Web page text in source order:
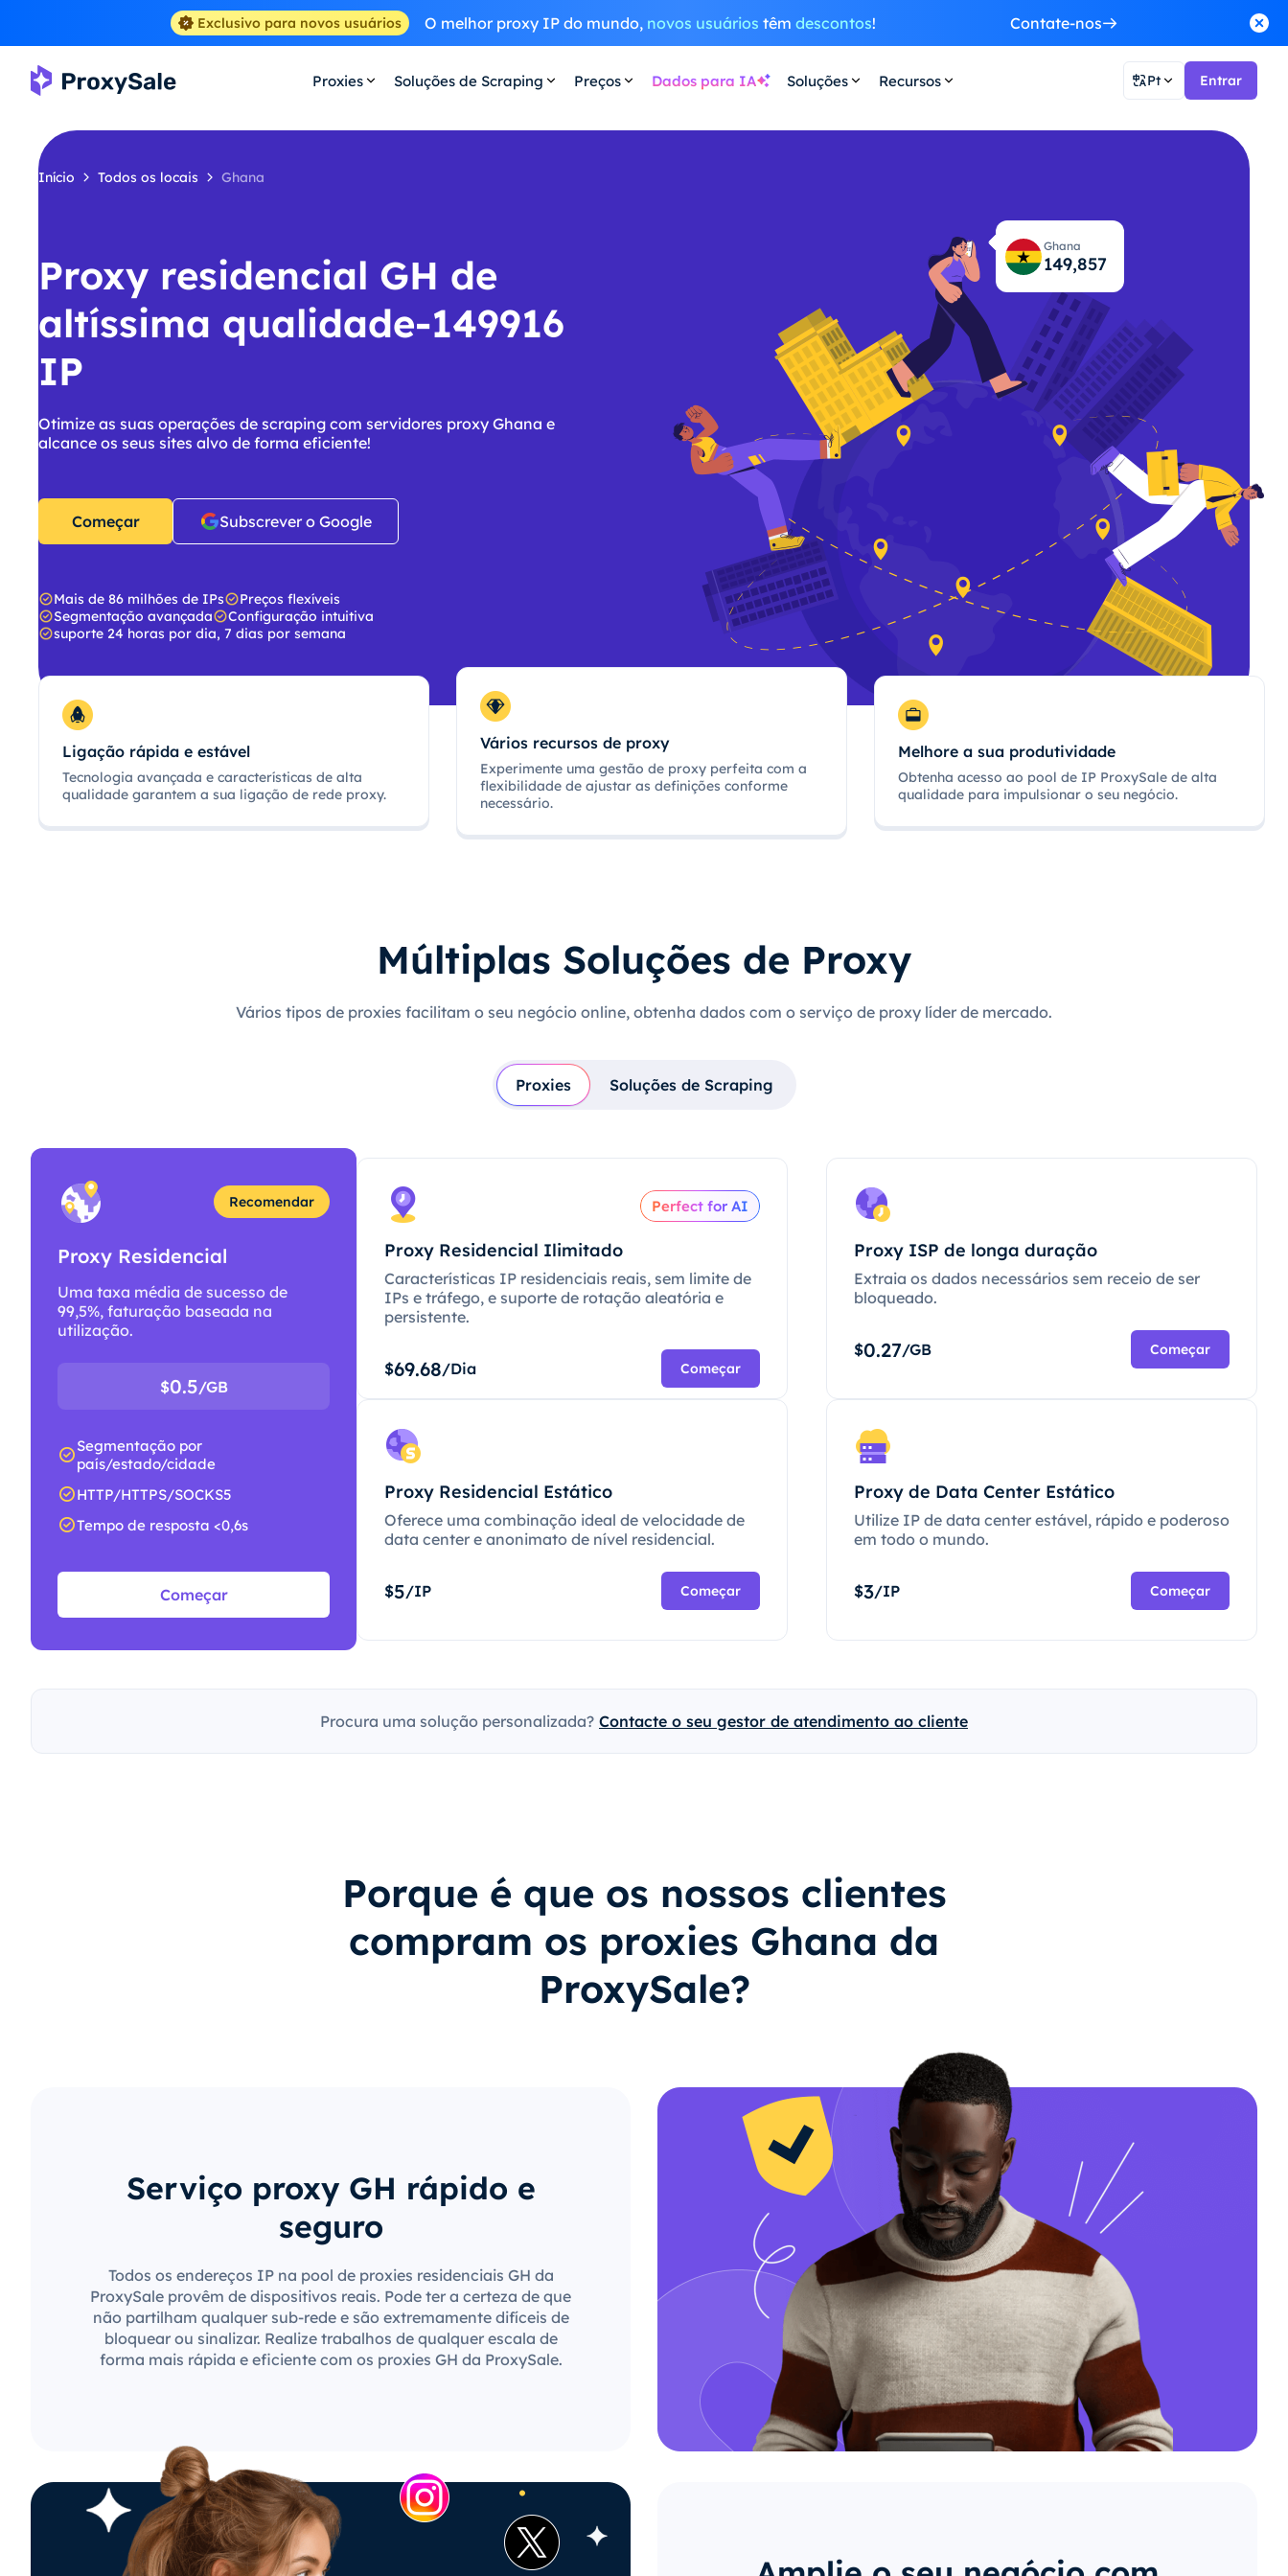
Exclusivo para novos usuários O melhor proxy IP do mundo, novos usuários têm descontos! Contate-nos
Proxies Soluções de Scraping Preços Dados para IA Soluções Recursos Pt Entrar
Início Todos os locais Ghana
Proxy residencial GH de
altíssima qualidade-149916
IP
Otimize as suas operações de scraping com servidores proxy Ghana e
alcance os seus sites alvo de forma eficiente!
Começar Subscrever o Google
Mais de 86 milhões de IPs
Preços flexíveis
Segmentação avançada
Configuração intuitiva
suporte 24 horas por dia, 7 dias por semana
Ghana
149,916
Ligação rápida e estável
Tecnologia avançada e características de alta
qualidade garantem a sua ligação de rede proxy.
Vários recursos de proxy
Experimente uma gestão de proxy perfeita com a
flexibilidade de ajustar as definições conforme
necessário.
Melhore a sua produtividade
Obtenha acesso ao pool de IP ProxySale de alta
qualidade para impulsionar o seu negócio.
Múltiplas Soluções de Proxy
Vários tipos de proxies facilitam o seu negócio online, obtenha dados com o serviço de proxy líder de mercado.
Proxies Soluções de Scraping
Recomendar
Proxy Residencial
Uma taxa média de sucesso de
99,5%, faturação baseada na
utilização.
$0.5/GB
Segmentação por
país/estado/cidade
HTTP/HTTPS/SOCKS5
Tempo de resposta <0,6s
Começar
Perfect for AI
Proxy Residencial Ilimitado
Características IP residenciais reais, sem limite de
IPs e tráfego, e suporte de rotação aleatória e
persistente.
$69.68/Dia Começar
Proxy ISP de longa duração
Extraia os dados necessários sem receio de ser
bloqueado.
$0.27/GB Começar
Proxy Residencial Estático
Oferece uma combinação ideal de velocidade de
data center e anonimato de nível residencial.
$5/IP Começar
Proxy de Data Center Estático
Utilize IP de data center estável, rápido e poderoso
em todo o mundo.
$3/IP Começar
Procura uma solução personalizada? Contacte o seu gestor de atendimento ao cliente
Porque é que os nossos clientes
compram os proxies Ghana da
ProxySale?
Serviço proxy GH rápido e
seguro
Todos os endereços IP na pool de proxies residenciais GH da
ProxySale provêm de dispositivos reais. Pode ter a certeza de que
não partilham qualquer sub-rede e são extremamente difíceis de
bloquear ou sinalizar. Realize trabalhos de qualquer escala de
forma mais rápida e eficiente com os proxies GH da ProxySale.